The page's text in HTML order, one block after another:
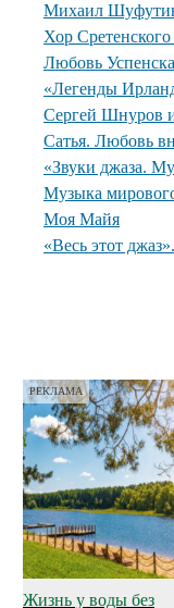
Михаил
Хор
Любовь
«Легенды
Сергей Шнуров
Сатья. Любовь
«Звуки джаза.
Музыка
Моя Майя
«Весь этот
РЕКЛАМА
Жизнь у воды без